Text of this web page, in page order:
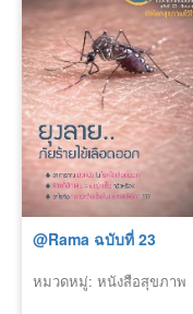
@Rama ฉบับที่ 23
หมวดหมู่: หนังสือสุขภาพ